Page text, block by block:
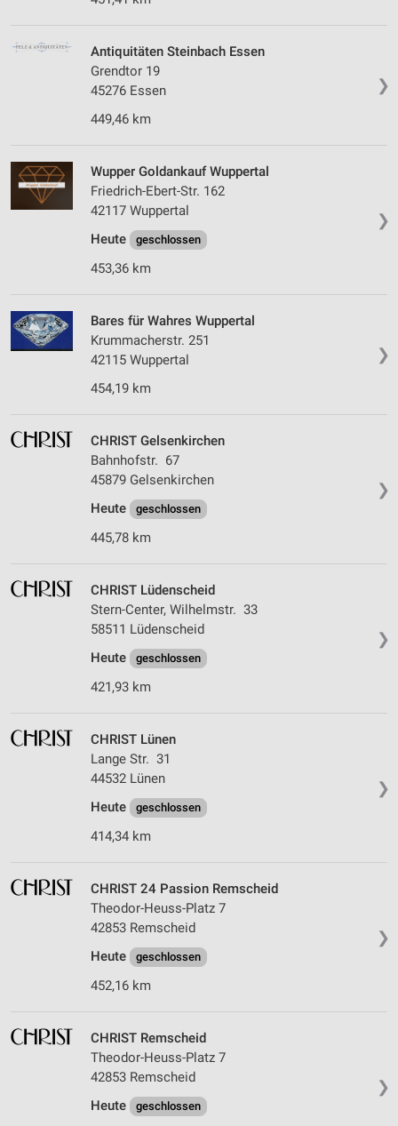
❯
Antiquitäten Steinbach Essen
Grendtor 19
45276 Essen
449,46 km
❯
Wupper Goldankauf Wuppertal
Friedrich-Ebert-Str. 162
42117 Wuppertal
Heute
geschlossen
453,36 km
❯
Bares für Wahres Wuppertal
Krummacherstr. 251
42115 Wuppertal
454,19 km
❯
CHRIST Gelsenkirchen
Bahnhofstr. 67
45879 Gelsenkirchen
Heute
geschlossen
445,78 km
❯
CHRIST Lüdenscheid
Stern-Center, Wilhelmstr. 33
58511 Lüdenscheid
Heute
geschlossen
421,93 km
❯
CHRIST Lünen
Lange Str. 31
44532 Lünen
Heute
geschlossen
414,34 km
❯
CHRIST 24 Passion Remscheid
Theodor-Heuss-Platz 7
42853 Remscheid
Heute
geschlossen
452,16 km
❯
CHRIST Remscheid
Theodor-Heuss-Platz 7
42853 Remscheid
Heute
geschlossen